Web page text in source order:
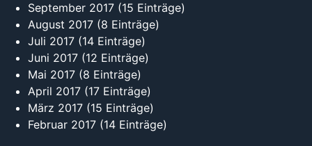
September 2017 (15 Einträge)
August 2017 (8 Einträge)
Juli 2017 (14 Einträge)
Juni 2017 (12 Einträge)
Mai 2017 (8 Einträge)
April 2017 (17 Einträge)
März 2017 (15 Einträge)
Februar 2017 (14 Einträge)